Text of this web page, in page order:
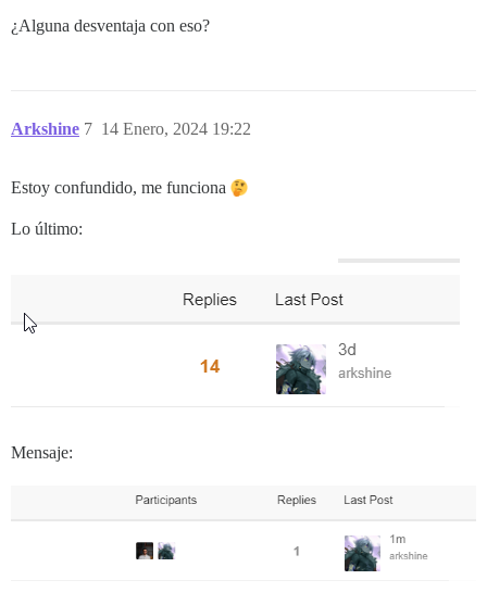
  <div class='poster-info'>
    </a>
  </div>
¿Alguna desventaja con eso?
Arkshine 14 Enero, 2024 19:22
7
Estoy confundido, me funciona
Lo último:
Mensaje: